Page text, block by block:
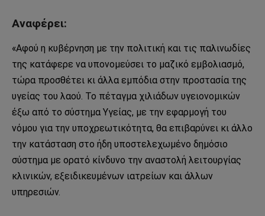
Αναφέρει:
«Αφού η κυβέρνηση με την πολιτική και τις παλινωδίες
της κατάφερε να υπονομεύσει το μαζικό εμβολιασμό,
τώρα προσθέτει κι άλλα εμπόδια στην προστασία της
υγείας του λαού. Το πέταγμα χιλιάδων υγειονομικών
έξω από το σύστημα Υγείας, με την εφαρμογή του
νόμου για την υποχρεωτικότητα, θα επιβαρύνει κι άλλο
την κατάσταση στο ήδη υποστελεχωμένο δημόσιο
σύστημα με ορατό κίνδυνο την αναστολή λειτουργίας
κλινικών, εξειδικευμένων ιατρείων και άλλων
υπηρεσιών.